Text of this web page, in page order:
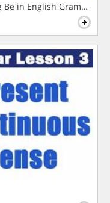
Be in English Grammar